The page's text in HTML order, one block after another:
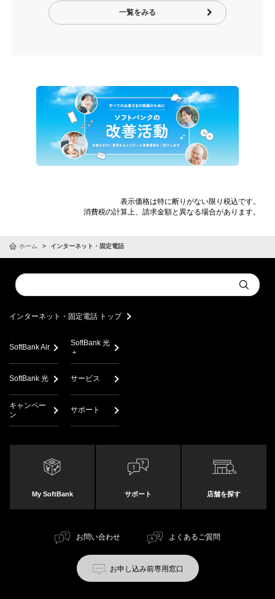
一覧をみる
表示価格は特に断りがない限り税込です。
消費税の計算上、請求金額と異なる場合があります。
ホーム インターネット・固定電話
Conduct
a
Submit
インターネット・固定電話 トップ
SoftBank Air
SoftBank 光
＋
SoftBank 光 サービス
キャンペー
ン
サポート
My SoftBank サポート 店舗を探す
お問い合わせ よくあるご質問
お申し込み前専用窓口